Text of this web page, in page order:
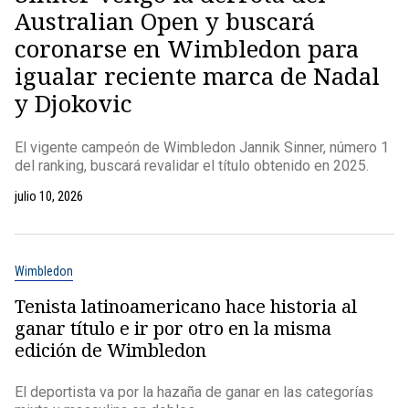
Australian Open y buscará
coronarse en Wimbledon para
igualar reciente marca de Nadal
y Djokovic
El vigente campeón de Wimbledon Jannik Sinner, número 1
del ranking, buscará revalidar el título obtenido en 2025.
julio 10, 2026
Wimbledon
Tenista latinoamericano hace historia al
ganar título e ir por otro en la misma
edición de Wimbledon
El deportista va por la hazaña de ganar en las categorías